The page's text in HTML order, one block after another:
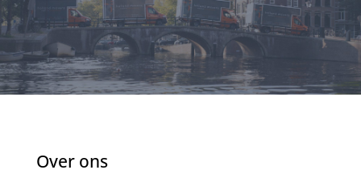
Over ons